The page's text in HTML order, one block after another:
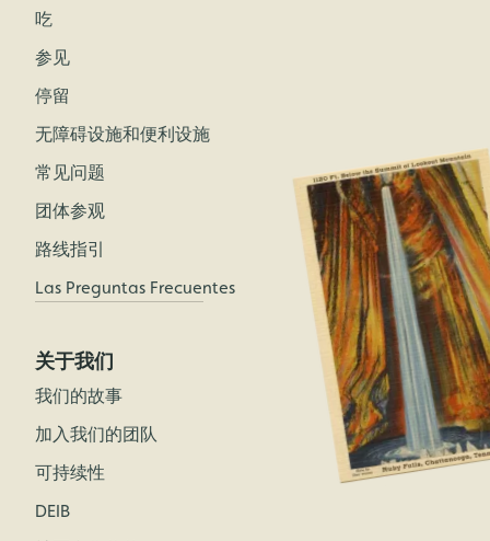
吃
参见
停留
无障碍设施和便利设施
常见问题
团体参观
路线指引
Las Preguntas Frecuentes
关于我们
我们的故事
加入我们的团队
可持续性
DEIB